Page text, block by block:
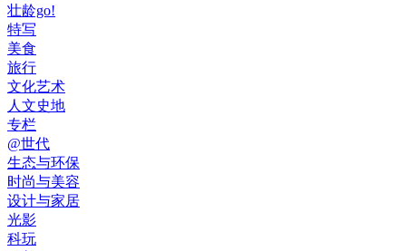
壮龄go!
特写
美食
旅行
文化艺术
人文史地
专栏
@世代
生态与环保
时尚与美容
设计与家居
光影
科玩